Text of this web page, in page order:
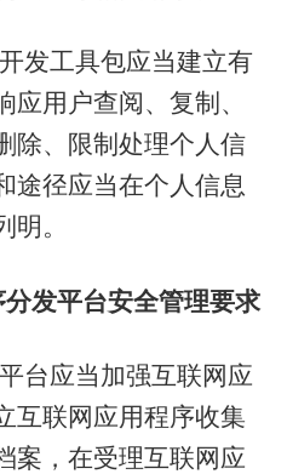
发工具包应当建立有
用户查阅、复制、
除、限制处理个人信
途径应当在个人信息
。
发平台安全管理要求
台应当加强互联网应
互联网应用程序收集
案，在受理互联网应